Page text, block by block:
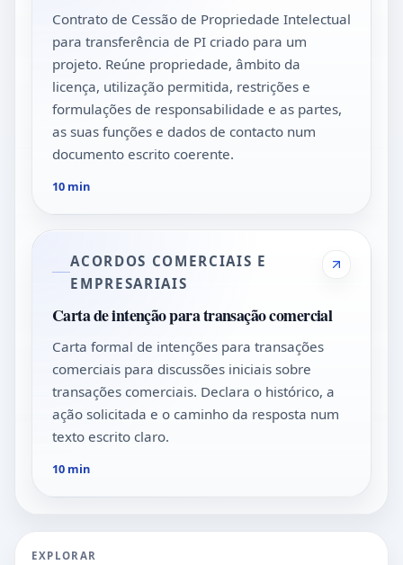
Contrato de Cessão de Propriedade Intelectual
para transferência de PI criado para um
projeto. Reúne propriedade, âmbito da
licença, utilização permitida, restrições e
formulações de responsabilidade e as partes,
as suas funções e dados de contacto num
documento escrito coerente.
10 min
ACORDOS COMERCIAIS E
EMPRESARIAIS
Carta de intenção para transação comercial
Carta formal de intenções para transações
comerciais para discussões iniciais sobre
transações comerciais. Declara o histórico, a
ação solicitada e o caminho da resposta num
texto escrito claro.
10 min
EXPLORAR